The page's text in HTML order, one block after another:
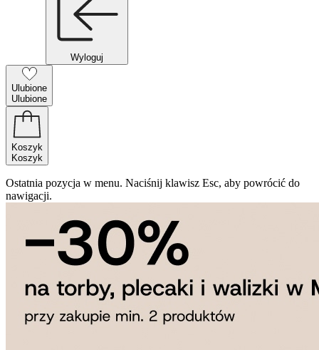
Wyloguj
Ulubione
Ulubione
Koszyk
Koszyk
Ostatnia pozycja w menu. Naciśnij klawisz Esc, aby powrócić do
nawigacji.